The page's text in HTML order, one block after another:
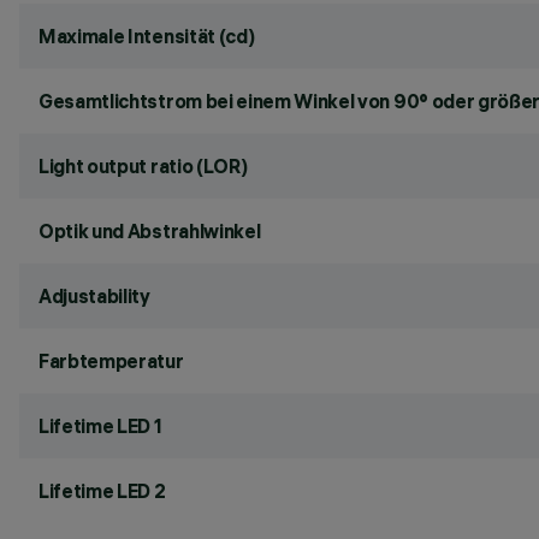
Maximale Intensität (cd)
Gesamtlichtstrom bei einem Winkel von 90° oder
Light output ratio (LOR)
Optik und Abstrahlwinkel
Adjustability
Farbtemperatur
Lifetime LED 1
Lifetime LED 2